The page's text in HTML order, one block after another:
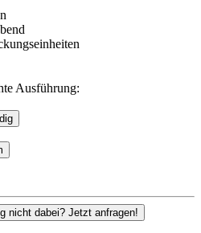
Ausführung:
Material, Größe oder Ausführung nicht dabei? Jetzt anfragen!